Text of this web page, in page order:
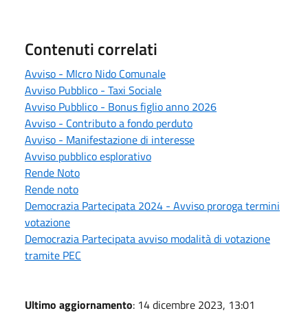
Contenuti correlati
Avviso - MIcro Nido Comunale
Avviso Pubblico - Taxi Sociale
Avviso Pubblico - Bonus figlio anno 2026
Avviso - Contributo a fondo perduto
Avviso - Manifestazione di interesse
Avviso pubblico esplorativo
Rende Noto
Rende noto
Democrazia Partecipata 2024 - Avviso proroga termini
votazione
Democrazia Partecipata avviso modalità di votazione
tramite PEC
Ultimo aggiornamento: 14 dicembre 2023, 13:01